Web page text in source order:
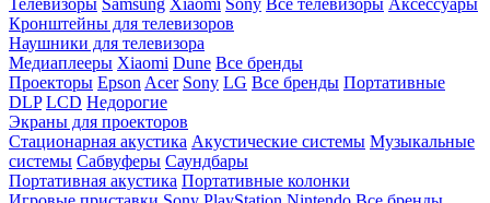
Телевизоры Samsung Xiaomi Sony Все телевизоры Аксессуары
Кронштейны для телевизоров
Наушники для телевизора
Медиаплееры Xiaomi Dune Все бренды
Проекторы Epson Acer Sony LG Все бренды Портативные
DLP LCD Недорогие
Экраны для проекторов
Стационарная акустика Акустические системы Музыкальные
системы Сабвуферы Саундбары
Портативная акустика Портативные колонки